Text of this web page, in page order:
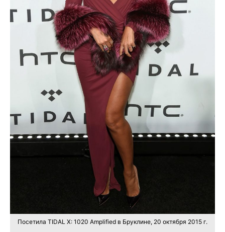
Посетила TIDAL X: 1020 Amplified в Бруклине, 20 октября 2015 г.